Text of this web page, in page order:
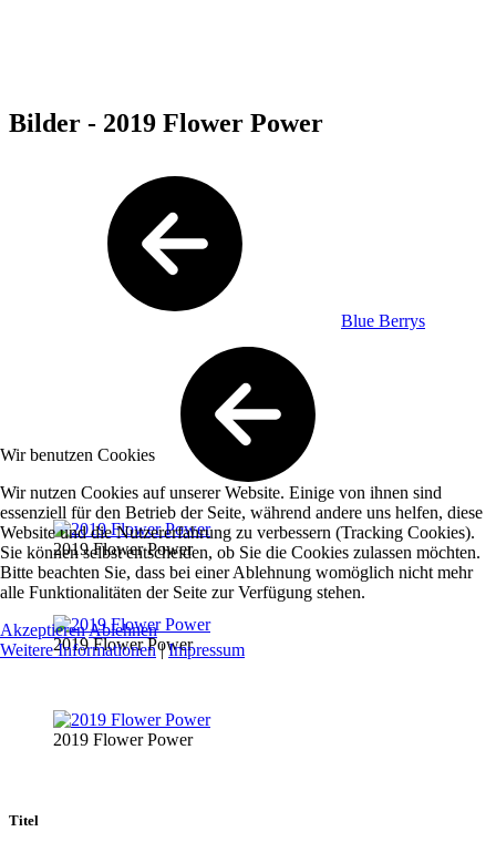
Bilder - 2019 Flower Power
Blue Berrys
2019 Flower Power
2019 Flower Power
2019 Flower Power
Titel
Wir benutzen Cookies
Wir nutzen Cookies auf unserer Website. Einige von ihnen sind
essenziell für den Betrieb der Seite, während andere uns helfen, diese
Website und die Nutzererfahrung zu verbessern (Tracking Cookies).
Sie können selbst entscheiden, ob Sie die Cookies zulassen möchten.
Bitte beachten Sie, dass bei einer Ablehnung womöglich nicht mehr
alle Funktionalitäten der Seite zur Verfügung stehen.
AkzeptierenAblehnen
Weitere Informationen|Impressum